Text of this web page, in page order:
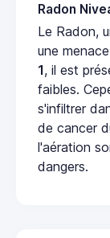
Radon
Le Radon,
une
1, il est
faibles.
s'infiltrer
de cancer
l'aération
dangers.